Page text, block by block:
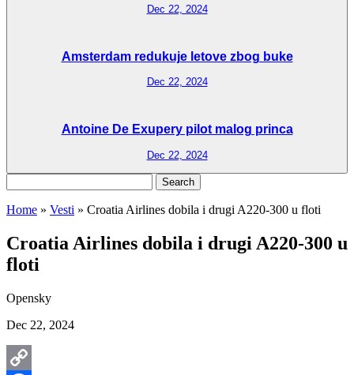
Dec 22, 2024
Amsterdam redukuje letove zbog buke
Dec 22, 2024
Antoine De Exupery pilot malog princa
Dec 22, 2024
for:
Home » Vesti » Croatia Airlines dobila i drugi A220-300 u floti
Croatia Airlines dobila i drugi A220-300 u
floti
Opensky
Dec 22, 2024